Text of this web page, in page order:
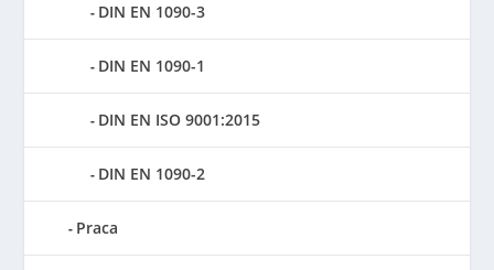
DIN EN 1090-3
DIN EN 1090-1
DIN EN ISO 9001:2015
DIN EN 1090-2
Praca